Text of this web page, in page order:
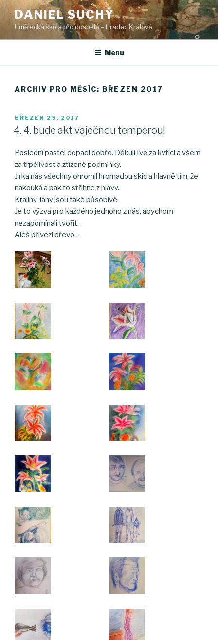
Přejít
obsahu
webu
DANIEL SUCHÝ
Umělecká škola pro dospělé – Hradec Králové
Menu
ARCHIV PRO MĚSÍC: BŘEZEN 2017
PUBLIKOVÁNO
BŘEZEN 29, 2017
4. 4. bude akt vaječnou temperou!
Poslední pastel dopadl dobře. Děkuji Ivě za kytici a všem
za trpělivost a ztížené podmínky.
Jirka nás všechny ohromil hromadou skic a hlavně tím, že
nakouká a pak to střihne z hlavy.
Krajiny Jany jsou také působivé.
Je to výzva pro každého jednoho z nás, abychom
nezapomínali tvořit.
Aleš přivezl dřevo…